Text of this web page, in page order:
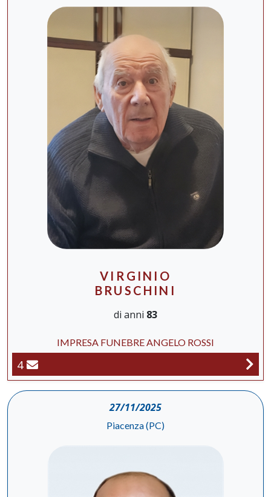
VIRGINIO
BRUSCHINI
di anni 83
IMPRESA FUNEBRE ANGELO ROSSI
4
27/11/2025
Piacenza (PC)